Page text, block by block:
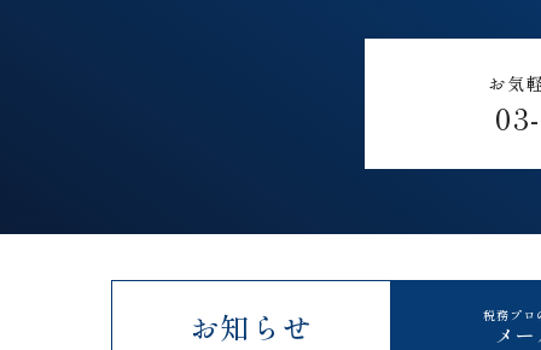
お気
お知らせ 税務プロ
メ